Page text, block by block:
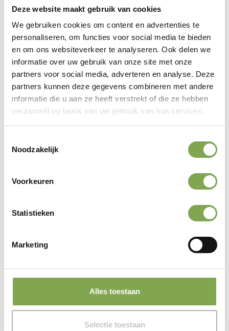
Deze website maakt gebruik van cookies
We gebruiken cookies om content en advertenties te
personaliseren, om functies voor social media te bieden
en om ons websiteverkeer te analyseren. Ook delen we
informatie over uw gebruik van onze site met onze
partners voor social media, adverteren en analyse. Deze
partners kunnen deze gegevens combineren met andere
informatie die u aan ze heeft verstrekt of die ze hebben
verzameld op basis van uw gebruik van hun services.
Noodzakelijk
Voorkeuren
Statistieken
Marketing
Alles toestaan
Selectie toestaan
kleuren in het echt te zien. We zijn als shop gevestigd in
het pand vanKeukenboer, waar wij onderdeel van zijn.
Weet u zeker welke kleur u graag wilt? Maak uw
bestelling dan thuis af achter de pc. Binnen 3-5 weken
komen we uw bestelling langsbrengen en kunt u aan de
slag met het monteren.
Bekijk alle kleuren
Waarom bestellen bij